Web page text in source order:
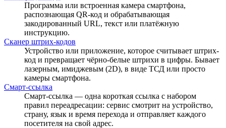
Программа или встроенная камера смартфона,
распознающая QR-код и обрабатывающая
закодированный URL, текст или платёжную
инструкцию.
Сканер штрих-кодов
Устройство или приложение, которое считывает штрих-
код и превращает чёрно-белые штрихи в цифры. Бывает
лазерным, имиджевым (2D), в виде ТСД или просто
камеры смартфона.
Смарт-ссылка
Смарт-ссылка — одна короткая ссылка с набором
правил переадресации: сервис смотрит на устройство,
страну, язык и время перехода и отправляет каждого
посетителя на свой адрес.